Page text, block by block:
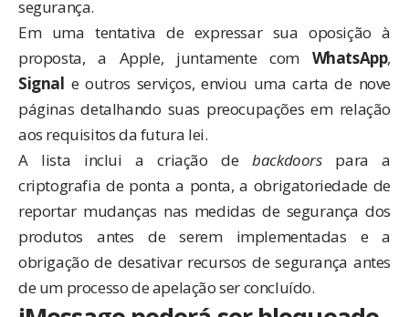
segurança.
Em uma tentativa de expressar sua oposição à
proposta, a Apple, juntamente com WhatsApp,
Signal e outros serviços, enviou uma carta de nove
páginas detalhando suas preocupações em relação
aos requisitos da futura lei.
A lista inclui a criação debackdoorspara a
criptografia de ponta a ponta, a obrigatoriedade de
reportar mudanças nas medidas de segurança dos
produtos antes de serem implementadas e a
obrigação de desativar recursos de segurança antes
de um processo de apelação ser concluído.